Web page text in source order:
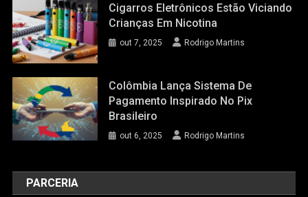
Cigarros Eletrônicos Estão Viciando
Crianças Em Nicotina
out 7, 2025 Rodrigo Martins
Colômbia Lança Sistema De
Pagamento Inspirado No Pix
Brasileiro
out 6, 2025 Rodrigo Martins
PARCERIA